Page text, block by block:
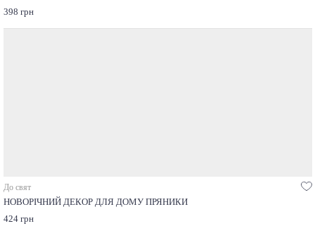
398 грн
До свят
НОВОРІЧНИЙ ДЕКОР ДЛЯ ДОМУ ПРЯНИКИ
424 грн